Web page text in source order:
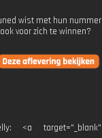
wist met hun nummer
voor zich te winnen?
<a target="_blank"